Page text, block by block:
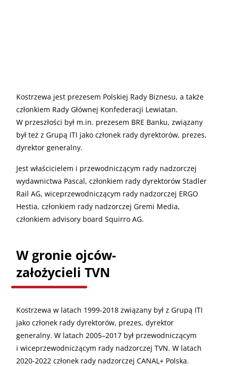
Kostrzewa jest prezesem Polskiej Rady Biznesu, a także
członkiem Rady Głównej Konfederacji Lewiatan.
W przeszłości był m.in. prezesem BRE Banku, związany
był też z Grupą ITI jako członek rady dyrektorów, prezes,
dyrektor generalny.
Jest właścicielem i przewodniczącym rady nadzorczej
wydawnictwa Pascal, członkiem rady dyrektorów Stadler
Rail AG, wiceprzewodniczącym rady nadzorczej ERGO
Hestia, członkiem rady nadzorczej Gremi Media,
członkiem advisory board Squirro AG.
W gronie ojców-
założycieli TVN
Kostrzewa w latach 1999-2018 związany był z Grupą ITI
jako członek rady dyrektorów, prezes, dyrektor
generalny. W latach 2005–2017 był przewodniczącym
i wiceprzewodniczącym rady nadzorczej TVN. W latach
2020-2022 członek rady nadzorczej CANAL+ Polska.